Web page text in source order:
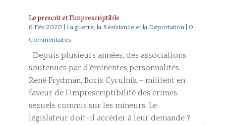
Le prescrit et l’imprescriptible
6 Fév,2020 La guerre, la Résistance et la Déportation| 0
Commentaires
Depuis plusieurs années, des associations
soutenues par d’éminentes personnalités -
René Frydman, Boris Cyrulnik - militent en
faveur de l’imprescriptibilité des crimes
sexuels commis sur les mineurs. Le
législateur doit-il accéder à leur demande ?